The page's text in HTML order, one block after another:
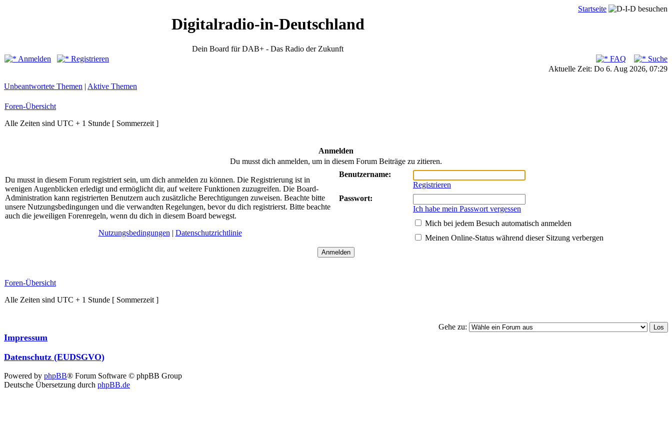
Digitalradio-in-Deutschland
Dein Board für DAB+ - Das Radio der Zukunft
Startseite
Anmelden Registrieren FAQ
Suche
Aktuelle Zeit: Do 6. Aug 2026, 07:29
Unbeantwortete Themen | Aktive Themen
Foren-Übersicht
Alle Zeiten sind UTC + 1 Stunde [ Sommerzeit ]
Anmelden
Du musst dich anmelden, um in diesem Forum Beiträge zu zitieren.
Du musst in diesem Forum registriert sein, um dich anmelden zu können. Die Registrierung ist in
wenigen Augenblicken erledigt und ermöglicht dir, auf weitere Funktionen zuzugreifen. Die Board-
Administration kann registrierten Benutzern auch zusätzliche Berechtigungen zuweisen. Beachte bitte
unsere Nutzungsbedingungen und die verwandten Regelungen, bevor du dich registrierst. Bitte beachte
auch die jeweiligen Forenregeln, wenn du dich in diesem Board bewegst.
Nutzungsbedingungen | Datenschutzrichtlinie
Benutzername:
Registrieren
Passwort:
Ich habe mein Passwort vergessen
Mich bei jedem Besuch automatisch anmelden
Meinen Online-Status während dieser Sitzung verbergen
Foren-Übersicht
Alle Zeiten sind UTC + 1 Stunde [ Sommerzeit ]
Gehe zu:
Impressum
Datenschutz (EUDSGVO)
Powered by phpBB® Forum Software © phpBB Group
Deutsche Übersetzung durch phpBB.de